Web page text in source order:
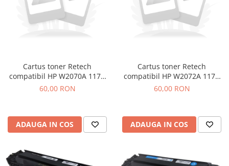
Cartus toner Retech
compatibil HP W2070A 117A
black
60,00 RON
ADAUGA IN COS
Cartus toner Retech
compatibil HP W2072A 117A
yellow
60,00 RON
ADAUGA IN COS